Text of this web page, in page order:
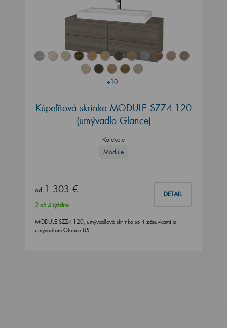
+10
Kúpeľňová skrinka MODULE SZZ4 120
(umývadlo Glance)
Kolekcie
Module
od 1 303 € DETAIL
2 až 4 týždne
MODULE SZZ4 120, umývadlová skrinka so 4 zásuvkami a
umývadlom Glance 85.